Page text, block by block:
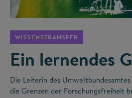
WISSENSTRANSFER
Ein lernendes
Die Leiterin des
die Grenzen der Forschungsfreiheit